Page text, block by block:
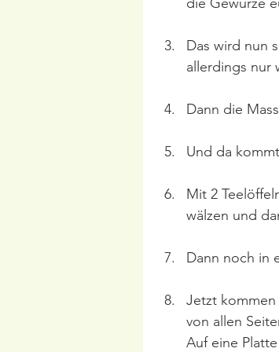
Das wird nun
allerdings nur
Dann die
Und da
Mit 2
wälzen und
Dann noch in
Jetzt
von allen
Auf eine